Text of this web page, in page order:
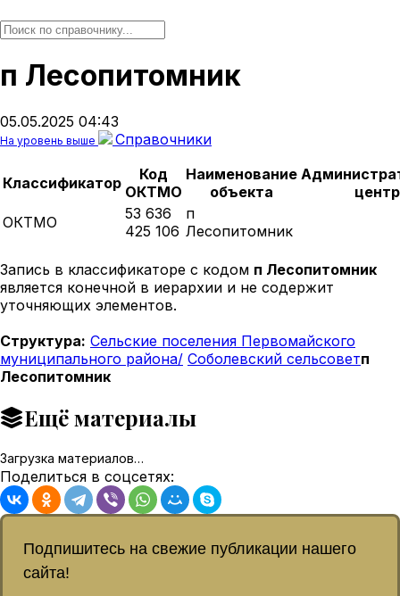
п Лесопитомник
05.05.2025 04:43
На уровень выше Справочники
Классификатор
Код
ОКТМО
Наименование
объекта
центр
ОКТМО
53 636
425 106
п
Лесопитомник
Запись в классификаторе с кодом п Лесопитомник
является конечной в иерархии и не содержит
уточняющих элементов.
Структура: Сельские поселения Первомайского
муниципального района/ Соболевский сельсоветп
Лесопитомник
Ещё материалы
Загрузка материалов…
Поделиться в соцсетях:
Подпишитесь на свежие публикации нашего
сайта!